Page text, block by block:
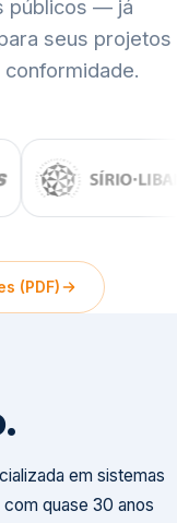
públicos — já
seus projetos
(PDF)
em sistemas
quase 30 anos